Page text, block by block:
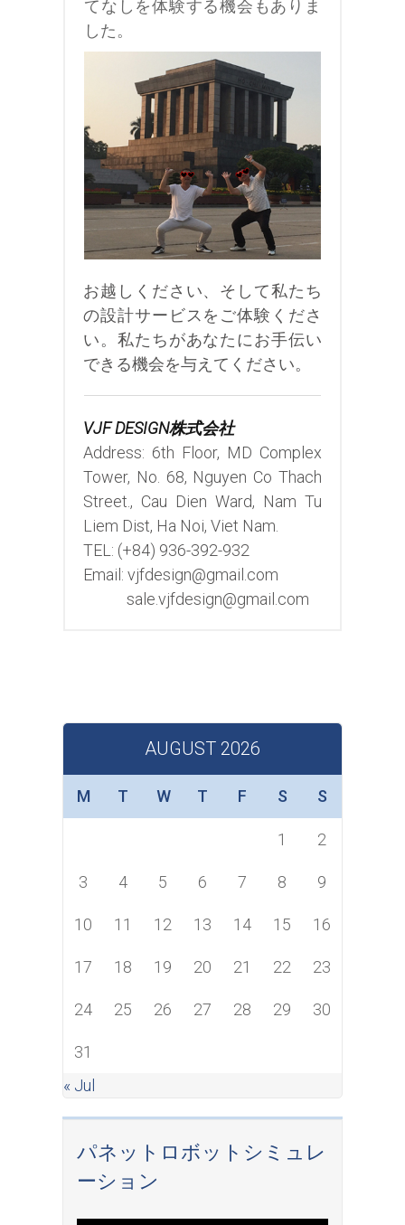
AUGUST 2026
M T W T F S S
1 2
3 4 5 6 7 8 9
10 11 12 13 14 15 16
17 18 19 20 21 22 23
24 25 26 27 28 29 30
31
« Jul
パネットロボットシミュレ
ーション
てなしを体験する機会もありま
した。
お越しください、そして私たち
の設計サービスをご体験くださ
い。私たちがあなたにお手伝い
できる機会を与えてください。
VJF DESIGN株式会社
Address: 6th Floor, MD Complex
Tower, No. 68, Nguyen Co Thach
Street., Cau Dien Ward, Nam Tu
Liem Dist, Ha Noi, Viet Nam.
TEL: (+84) 936-392-932
Email: vjfdesign@gmail.com
sale.vjfdesign@gmail.com